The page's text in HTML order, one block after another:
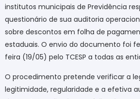
institutos municipais de Previdência
questionário de sua auditoria
sobre descontos em folha de
estaduais. O envio do documento foi
feira (19/05) pelo TCESP a todas as
O procedimento pretende verificar a
legitimidade, regularidade e a efetiva